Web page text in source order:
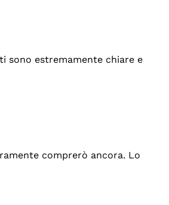
sono estremamente chiare e
comprerò ancora. Lo